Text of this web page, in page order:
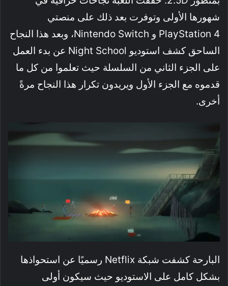
شهورها الأولى وتوفرت بعد ذلك على منصتي
PlayStation 4 و Nintendo Switch، وبعد هذا النجاح
الساحق كشف استوديو Night School عن بدء العمل
على الجزء الثاني من السلسلة حيث تعلموا من كل ما
قدموه مع الجزء الأول ويريدون تكرار هذا النجاح مرةً
أخرى.
البارحة كشفت شبكة Netflix رسميًا عن استحواذها
بشكل كامل على الاستوديو حيث سيكون أولى